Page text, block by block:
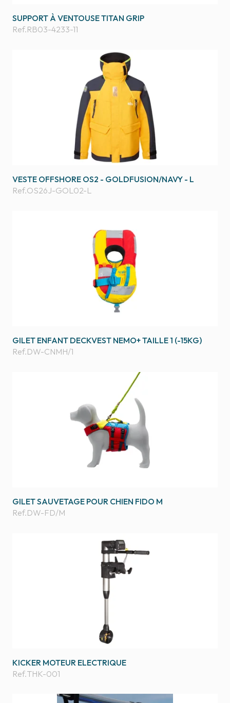
SUPPORT À VENTOUSE TITAN GRIP
Ref.RB03-4233-11
VESTE OFFSHORE OS2 - GOLDFUSION/NAVY - L
Ref.OS26J-GOL02-L
GILET ENFANT DECKVEST NEMO+ TAILLE 1 (-15KG)
Ref.DW-CNMH/1
GILET SAUVETAGE POUR CHIEN FIDO M
Ref.DW-FD/M
KICKER MOTEUR ELECTRIQUE
Ref.THK-001